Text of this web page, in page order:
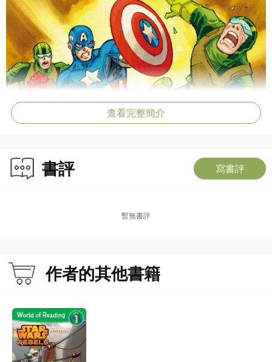
查看完整簡介
書評 寫書評
暫無書評
作者的其他書籍